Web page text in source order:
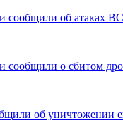
сообщили об атаках
сообщили о сбитом
об уничтожении